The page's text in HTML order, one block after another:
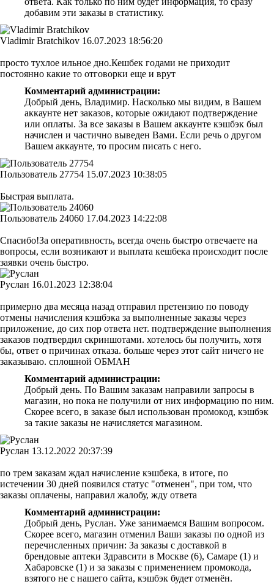
добавим эти заказы в статистику.
Vladimir Bratchikov 16.07.2023 18:56:20
просто тухлое ильное дно.Кешбек годами не приходит
постоянно какие то отговорки еще и врут
Комментарий администрации:
Добрый день, Владимир. Насколько мы видим, в Вашем
аккаунте нет заказов, которые ожидают подтверждение
или оплаты. За все заказы в Вашем аккаунте кэшбэк был
начислен и частично выведен Вами. Если речь о другом
Вашем аккаунте, то просим писать с него.
Пользователь 27754 15.07.2023 10:38:05
Быстрая выплата.
Пользователь 24060 17.04.2023 14:22:08
Спасибо!За оперативность, всегда очень быстро отвечаете на
вопросы, если возникают и выплата кешбека происходит после
заявки очень быстро.
Руслан 16.01.2023 12:38:04
примерно два месяца назад отправил претензию по поводу
отмены начисления кэшбэка за выполненные заказы через
приложение, до сих пор ответа нет. подтверждение выполнения
заказов подтвердил скриншотами. хотелось бы получить, хотя
бы, ответ о причинах отказа. больше через этот сайт ничего не
заказываю. сплошной ОБМАН
Комментарий администрации:
Добрый день. По Вашим заказам направили запросы в
магазин, но пока не получили от них информацию по ним.
Скорее всего, в заказе был использован промокод, кэшбэк
за такие заказы не начисляется магазином.
Руслан 13.12.2022 20:37:39
по трем заказам ждал начисление кэшбека, в итоге, по
истечении 30 дней появился статус "отменен", при том, что
заказы оплачены, направил жалобу, жду ответа
Комментарий администрации:
Добрый день, Руслан. Уже занимаемся Вашим вопросом.
Скорее всего, магазин отменил Ваши заказы по одной из
перечисленных причин: За заказы с доставкой в
брендовые аптеки Здравсити в Москве (6), Самаре (1) и
Хабаровске (1) и за заказы с применением промокода,
взятого не с нашего сайта, кэшбэк будет отменён.